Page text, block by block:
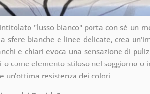
"lusso bianco" porta con sé un
sfere bianche e linee delicate, crea
e chiari evoca una sensazione di
come elemento stiloso nel soggiorno
un'ottima resistenza dei colori.